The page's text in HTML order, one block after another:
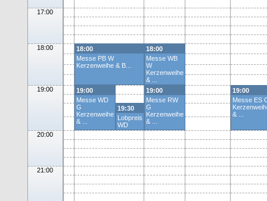
17:00
18:00
18:00
Messe PB W
Kerzenweihe & B...
18:00
Messe WB
W
Kerzenweihe
& ...
19:00
19:00
Messe WD
G
Kerzenweihe
& ...
19:00
Messe RW
G
Kerzenweihe
& ...
19:00
Messe ES
& ...
19:30
Lobpreis
WD
20:00
21:00